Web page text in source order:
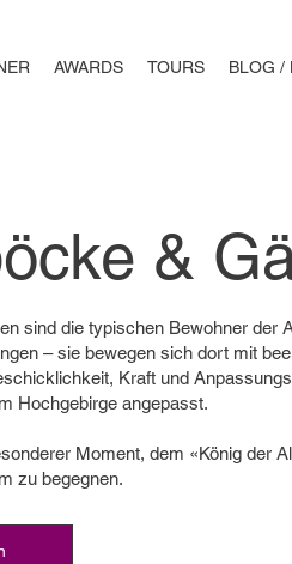
AWARDS TOURS BLOG /
&
sind die typischen Bewohner der
– sie bewegen sich dort mit
Kraft und
Hochgebirge angepasst.
Moment, dem «König der
zu begegnen.